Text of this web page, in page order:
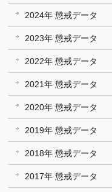
2024年 懲戒データ
2023年 懲戒データ
2022年 懲戒データ
2021年 懲戒データ
2020年 懲戒データ
2019年 懲戒データ
2018年 懲戒データ
2017年 懲戒データ